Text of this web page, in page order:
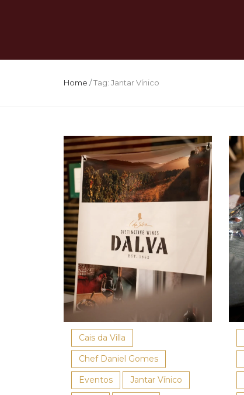
Home /Tag: Jantar Vínico
Cais da Villa
Chef Daniel Gomes
Eventos
Jantar Vínico